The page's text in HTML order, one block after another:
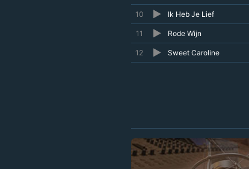
10 Ik Heb Je Lief
11 Rode Wijn
12 Sweet Caroline